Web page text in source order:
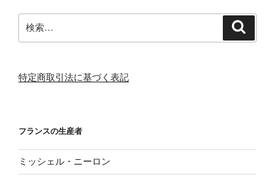
索:
特定商取引法に基づく表記
フランスの生産者
ミッシェル・ニーロン